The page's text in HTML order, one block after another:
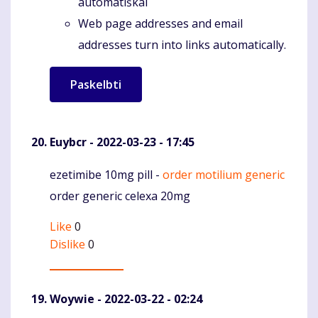
Web page addresses and email
addresses turn into links automatically.
Euybcr - 2022-03-23 - 17:45
Komentaras
ezetimibe 10mg pill - order motilium generic
order generic celexa 20mg
Like 0
Dislike 0
Woywie - 2022-03-22 - 02:24